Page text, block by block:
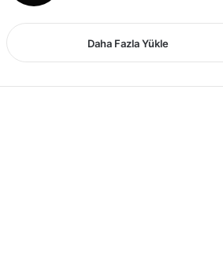
Daha Fazla Yükle